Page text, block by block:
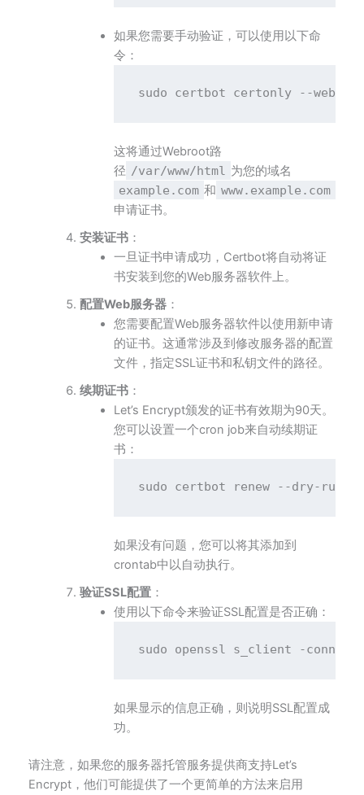
如果您需要手动验证，可以使用以下命
令：
这将通过Webroot路
径 /var/www/html 为您的域名
example.com 和 www.example.com
申请证书。
安装证书 ：
一旦证书申请成功，Certbot将自动将证
书安装到您的Web服务器软件上。
配置Web服务器 ：
您需要配置Web服务器软件以使用新申请
的证书。这通常涉及到修改服务器的配置
文件，指定SSL证书和私钥文件的路径。
续期证书 ：
Let’s Encrypt颁发的证书有效期为90天。
您可以设置一个cron job来自动续期证
书：
如果没有问题，您可以将其添加到
crontab中以自动执行。
验证SSL配置 ：
使用以下命令来验证SSL配置是否正确：
如果显示的信息正确，则说明SSL配置成
功。
请注意，如果您的服务器托管服务提供商支持Let’s
Encrypt，他们可能提供了一个更简单的方法来启用